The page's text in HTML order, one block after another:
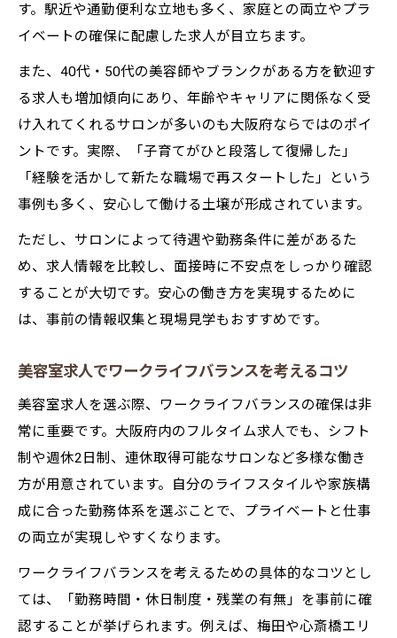
美容室求人で正社員フルタイムを選ぶ理由
美容室求人正社員ならではの安定ポイント
大阪府美容室求人で正社員人気の背景とは
正社員美容室求人でキャリアアップを目指
す
美容室求人正社員で長期勤務のメリット
長く働ける美容室求人の選び方と安心ポイント
ツ
美容室求人で安心して働くための条件とは
美容師求人で長期的な働き方を選ぶ理由
す。駅近や通勤便利な立地も多く、家庭との両立やプラ
イベートの確保に配慮した求人が目立ちます。
また、40代・50代の美容師やブランクがある方を歓迎す
る求人も増加傾向にあり、年齢やキャリアに関係なく受
け入れてくれるサロンが多いのも大阪府ならではのポイ
ントです。実際、「子育てがひと段落して復帰した」
「経験を活かして新たな職場で再スタートした」という
事例も多く、安心して働ける土壌が形成されています。
ただし、サロンによって待遇や勤務条件に差があるた
め、求人情報を比較し、面接時に不安点をしっかり確認
することが大切です。安心の働き方を実現するために
は、事前の情報収集と現場見学もおすすめです。
美容室求人でワークライフバランスを考えるコツ
美容室求人を選ぶ際、ワークライフバランスの確保は非
常に重要です。大阪府内のフルタイム求人でも、シフト
制や週休2日制、連休取得可能なサロンなど多様な働き
方が用意されています。自分のライフスタイルや家族構
成に合った勤務体系を選ぶことで、プライベートと仕事
の両立が実現しやすくなります。
ワークライフバランスを考えるための具体的なコツとし
ては、「勤務時間・休日制度・残業の有無」を事前に確
認することが挙げられます。例えば、梅田や心斎橋エリ